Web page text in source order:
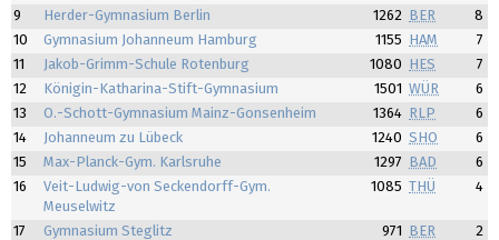
9
Herder-Gymnasium Berlin 1262 BER
8
10
Gymnasium Johanneum Hamburg 1155 HAM
7
11
Jakob-Grimm-Schule Rotenburg 1080 HES
7
12
Königin-Katharina-Stift-Gymnasium 1501 WÜR
6
13
O.-Schott-Gymnasium Mainz-Gonsenheim 1364 RLP
6
14
Johanneum zu Lübeck 1240 SHO
6
15
Max-Planck-Gym. Karlsruhe 1297 BAD
6
16
Veit-Ludwig-von Seckendorff-Gym.
Meuselwitz
1085 THÜ 4
17 Gymnasium Steglitz 971 BER
2